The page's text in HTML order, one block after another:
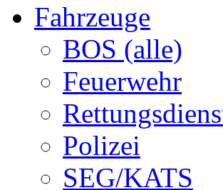
Fahrzeuge
BOS (alle)
Feuerwehr
Polizei
SEG/KATS